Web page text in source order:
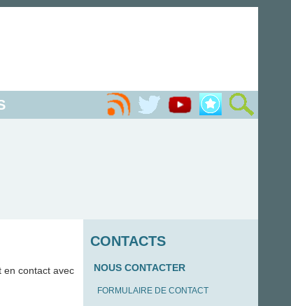
en contact avec
CONTACTS
NOUS CONTACTER
FORMULAIRE DE CONTACT